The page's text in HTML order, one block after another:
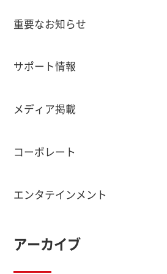
重要なお知らせ
サポート情報
メディア掲載
コーポレート
エンタテインメント
アーカイブ